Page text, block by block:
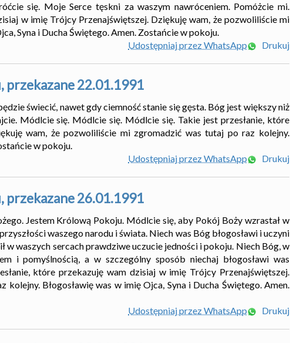
się. Moje Serce tęskni za waszym nawróceniem. Pomóżcie mi.
w imię Trójcy Przenajświętszej. Dziękuję wam, że pozwoliliście mi
Syna i Ducha Świętego. Amen. Zostańcie w pokoju.
Udostępniaj przez WhatsApp
Drukuj
przekazane 22.01.1991
świecić, nawet gdy ciemność stanie się gęsta. Bóg jest większy niż
Módlcie się. Módlcie się. Módlcie się. Takie jest przesłanie, które
wam, że pozwoliliście mi zgromadzić was tutaj po raz kolejny.
w pokoju.
Udostępniaj przez WhatsApp
Drukuj
przekazane 26.01.1991
Jestem Królową Pokoju. Módlcie się, aby Pokój Boży wzrastał w
waszego narodu i świata. Niech was Bóg błogosławi i uczyni
w waszych sercach prawdziwe uczucie jedności i pokoju. Niech Bóg, w
i pomyślnością, a w szczególny sposób niechaj błogosławi was
które przekazuję wam dzisiaj w imię Trójcy Przenajświętszej.
Błogosławię was w imię Ojca, Syna i Ducha Świętego. Amen.
Udostępniaj przez WhatsApp
Drukuj